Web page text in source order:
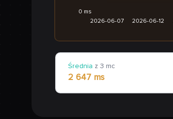
2026-06-07 2026-06-12
0 ms
Średnia z 3 mc
2 647 ms